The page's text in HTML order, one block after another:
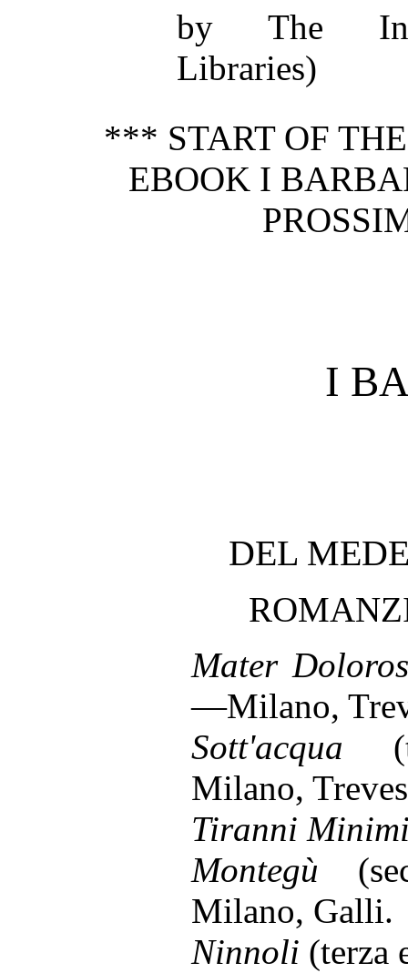
by The
Libraries)
*** START OF
EBOOK I
I
DEL
Mater
—Milano,
Sott'acqua
Milano,
Tiranni
Montegù
Milano, Galli.
Ninnoli (terza